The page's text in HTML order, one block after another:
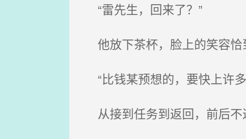
“雷先生，回来了？”
他放下茶杯，脸上的笑容恰
“比钱某预想的，要快上许
从接到任务到返回，前后不